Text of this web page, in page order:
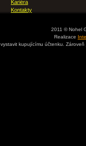
Kariéra
Kontakty
2011 © Nohel
Realizace
kupujícímu účtenku.